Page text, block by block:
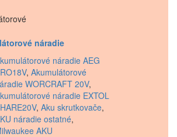
náradie
náradie AEG
, Akumulátorové
WORCRAFT 20V,
náradie EXTOL
, Aku skrutkovače,
náradie ostatné,
AKU